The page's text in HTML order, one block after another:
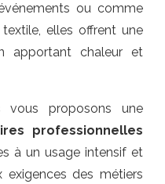
ou comme
elles offrent une
apportant chaleur et
vous proposons une
professionnelles
à un usage intensif et
exigences des métiers